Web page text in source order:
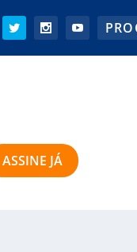
ASSINE JÁ